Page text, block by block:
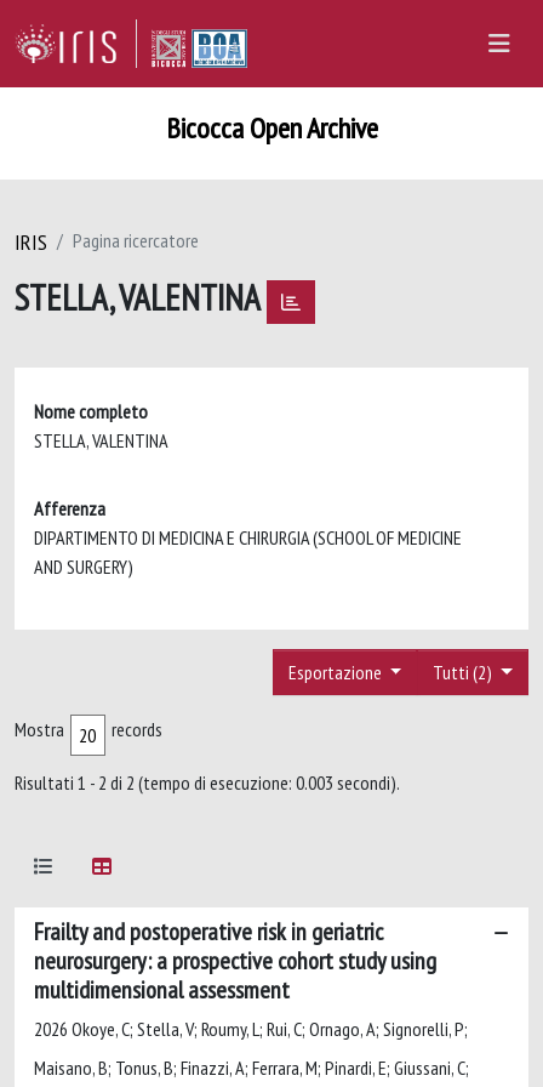
Bicocca Open Archive
IRIS Pagina ricercatore
STELLA, VALENTINA
Nome completo
STELLA, VALENTINA
Afferenza
DIPARTIMENTO DI MEDICINA E CHIRURGIA (SCHOOL OF MEDICINE
AND SURGERY)
Tutti (2)
Esportazione
Mostra records
Risultati 1 - 2 di 2 (tempo di esecuzione: 0.003 secondi).
Frailty and postoperative risk in geriatric
neurosurgery: a prospective cohort study using
multidimensional assessment
2026 Okoye, C; Stella, V; Roumy, L; Rui, C; Ornago, A; Signorelli, P;
Maisano, B; Tonus, B; Finazzi, A; Ferrara, M; Pinardi, E; Giussani, C;